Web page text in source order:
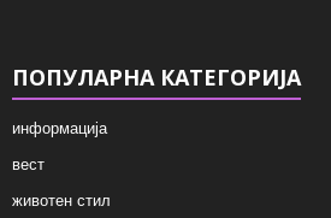
ПОПУЛАРНА КАТЕГОРИЈА
информација
вест
животен стил